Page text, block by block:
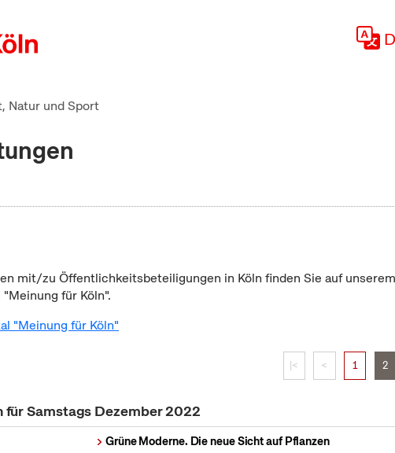
Natur und Sport
mit/zu Öffentlichkeitsbeteiligungen in Köln finden Sie auf unserem
für Köln".
"Meinung für Köln"
|< < 1 2
für Samstags Dezember 2022
Grüne Moderne. Die neue Sicht auf Pflanzen